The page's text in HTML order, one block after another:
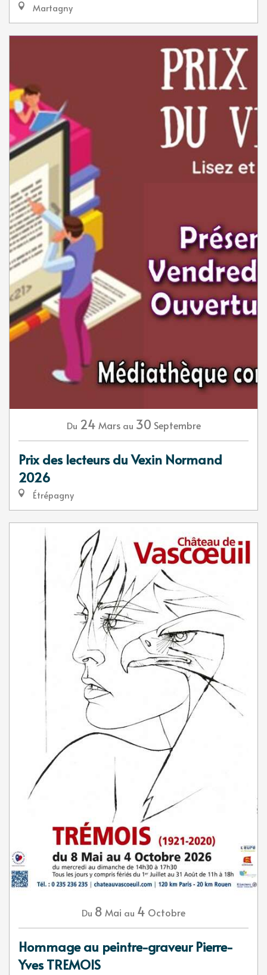
Martagny
Du 24 Mars au 30 Septembre
Prix des lecteurs du Vexin Normand
2026
Étrépagny
Du 8 Mai au 4 Octobre
Hommage au peintre-graveur Pierre-
Yves TREMOIS